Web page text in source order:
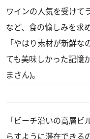
ワインの人気を受けて
など、食の愉しみを求
「やはり素材が新鮮
ても美味しかった記憶
まさん)。
「ビーチ沿いの高層
らすように滞在できる